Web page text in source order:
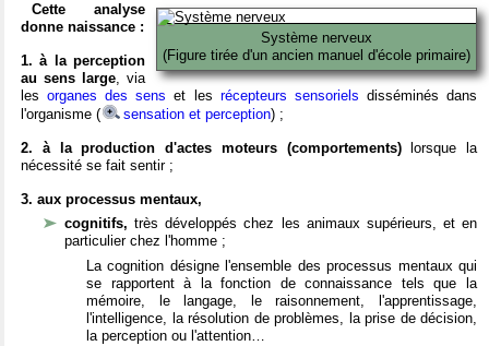
Système nerveux
(Figure tirée d'un ancien manuel d'école primaire)
Cette analyse
donne naissance :
1. à la perception
au sens large, via
lesorganes des sens et les récepteurs sensoriels disséminés dans
l'organisme (
sensation et perception) ;
2. à la production d'actes moteurs (comportements)lorsque la
nécessité se fait sentir ;
3. aux processus mentaux,
cognitifs,très développés chez les animaux supérieurs, et en
particulier chez l'homme ;
La cognition désigne l'ensemble des processus mentaux qui
se rapportent à la fonction de connaissance tels que la
mémoire, le langage, le raisonnement, l'apprentissage,
l'intelligence, la résolution de problèmes, la prise de décision,
la perception ou l'attention…